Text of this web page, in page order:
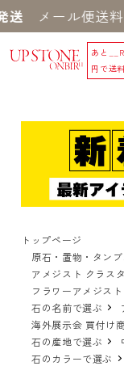
ル便送料280
あと
円で送
トップページ
原石・置物・タン
アメジスト クラス
フラワーアメジス
石の名前で選ぶ
海外展示会 買付け
石の産地で選ぶ
石のカラーで選ぶ